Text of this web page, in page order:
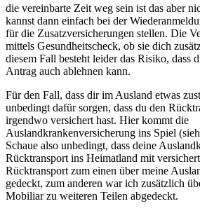
die vereinbarte Zeit weg sein ist das aber
kannst dann einfach bei der
für die Zusatzversicherungen stellen. Die
mittels Gesundheitscheck, ob sie dich
diesem Fall besteht leider das Risiko, dass
Antrag auch ablehnen kann.
Für den Fall, dass dir im Ausland etwas
unbedingt dafür sorgen, dass du den
irgendwo versichert hast. Hier kommt die
Auslandkrankenversicherung ins Spiel
Schaue also unbedingt, dass deine
Rücktransport ins Heimatland mit
Rücktransport zum einen über meine
gedeckt, zum anderen war ich zusätzlich
Mobiliar zu weiteren Teilen abgedeckt.